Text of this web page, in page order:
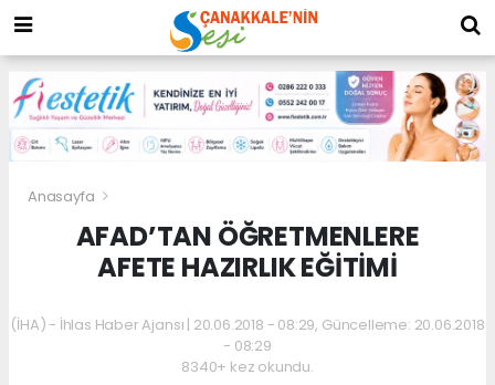
Anasayfa
AFAD’TAN ÖĞRETMENLERE
AFETE HAZIRLIK EĞİTİMİ
(İHA) - İhlas Haber Ajansı | 20.06.2018 - 08:29, Güncelleme: 20.06.2018
- 08:29
8340+ kez okundu.